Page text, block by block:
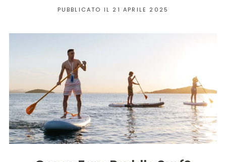
PUBBLICATO IL 21 APRILE 2025